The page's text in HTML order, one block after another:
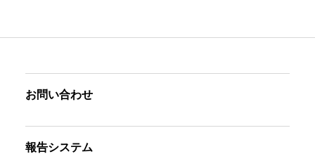
お問い合わせ
報告システム